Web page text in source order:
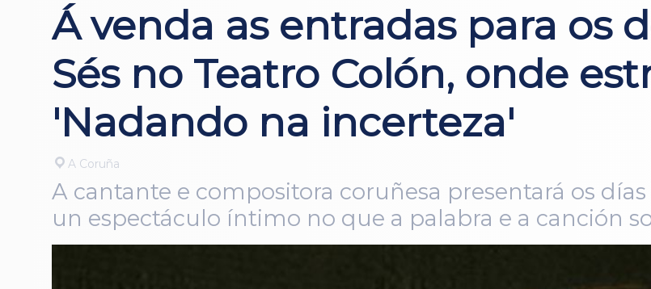
Á venda as entradas para os
Sés no Teatro Colón, onde
'Nadando na incerteza'
A Coruña
A cantante e compositora coruñesa presentará os días
un espectáculo íntimo no que a palabra e a canción